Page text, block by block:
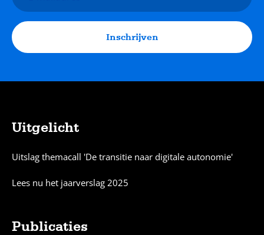
mailadres
Inschrijven
Uitgelicht
Uitslag themacall 'De transitie naar digitale autonomie'
Lees nu het jaarverslag 2025
Publicaties